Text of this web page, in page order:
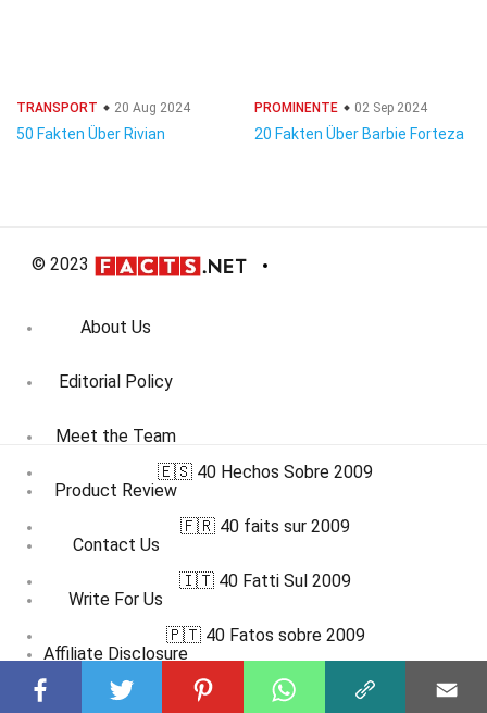
TRANSPORT 20 Aug 2024
50 Fakten Über Rivian
PROMINENTE 02 Sep 2024
20 Fakten Über Barbie Forteza
© 2023
About Us
Editorial Policy
Meet the Team
Product Review
Contact Us
Write For Us
Affiliate Disclosure
🇪🇸 40 Hechos Sobre 2009
🇫🇷 40 faits sur 2009
🇮🇹 40 Fatti Sul 2009
🇵🇹 40 Fatos sobre 2009